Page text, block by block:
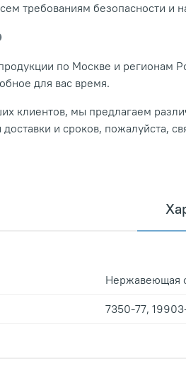
требованиям безопасности и
по Москве и регионам
для вас время.
клиентов, мы предлагаем
и сроков, пожалуйста,
Нержавеющая
7350-77,